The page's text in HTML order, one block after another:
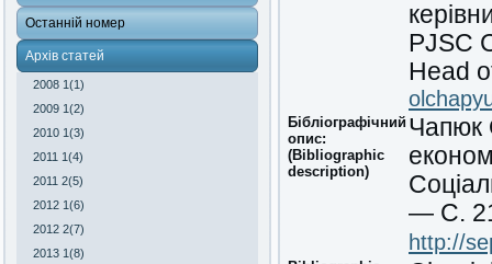
Останній номер
Архів статей
2008 1(1)
2009 1(2)
2010 1(3)
2011 1(4)
2011 2(5)
2012 1(6)
2012 2(7)
2013 1(8)
PJSC
Head
Бібліографічний
опис:
(Bibliographic
description)
Чапюк
— С.
http://